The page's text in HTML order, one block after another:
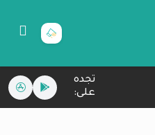
تجده
على: